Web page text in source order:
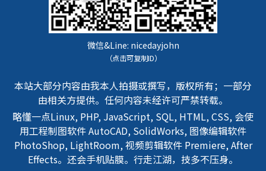
微信&Line: nicedayjohn
（点击可复制ID）
本站大部分内容由我本人拍摄或撰写，版权所有；一部分
由相关方提供。任何内容未经许可严禁转载。
略懂一点Linux, PHP, JavaScript, SQL, HTML, CSS, 会使
用工程制图软件 AutoCAD, SolidWorks, 图像编辑软件
PhotoShop, LightRoom, 视频剪辑软件 Premiere, After
Effects。还会手机贴膜。行走江湖，技多不压身。